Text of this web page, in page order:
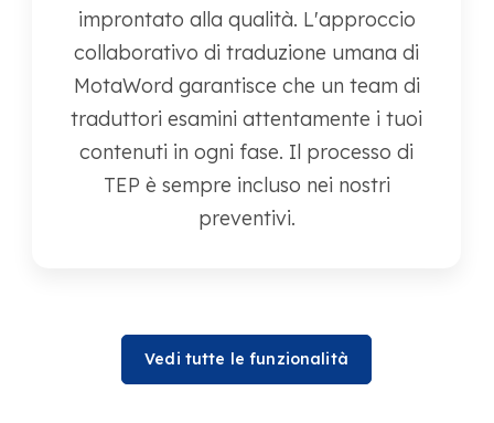
improntato alla qualità. L'approccio
collaborativo di traduzione umana di
MotaWord garantisce che un team di
traduttori esamini attentamente i tuoi
contenuti in ogni fase. Il processo di
TEP è sempre incluso nei nostri
preventivi.
Vedi tutte le funzionalità